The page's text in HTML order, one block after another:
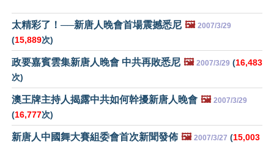
太精彩了！──新唐人晚會首場震撼悉尼 🖼️ 2007/3/29
(15,889次)
政要嘉賓雲集新唐人晚會 中共再敗悉尼 🖼️ 2007/3/29 (16,483
次)
澳王牌主持人揭露中共如何幹擾新唐人晚會 🖼️ 2007/3/29
(16,777次)
新唐人中國舞大賽組委會首次新聞發佈 🖼️ 2007/3/27 (15,003